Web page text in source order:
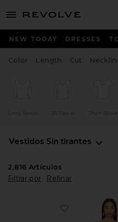
menu - shows more content
NEW TODAY DRESSES
Color Length Cut
Long Sleeve 3/4 Sleeve Short Sleeve
Vestidos Sin tirantes
2,816 Artículos
Filtrar por
Refinar